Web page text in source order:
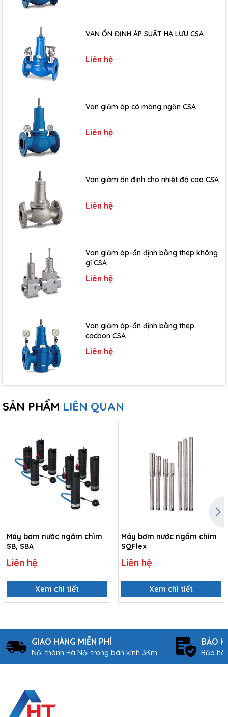
VAN ỔN ĐỊNH ÁP SUẤT HẠ LƯU CSA
Liên hệ
Van giảm áp có màng ngăn CSA
Liên hệ
Van giảm ổn định cho nhiệt độ cao CSA
Liên hệ
Van giảm áp-ổn định bằng thép không
gỉ CSA
Liên hệ
Van giảm áp-ổn định bằng thép
cacbon CSA
Liên hệ
SẢN PHẨM LIÊN QUAN
Máy bơm nước ngầm chìm
SB, SBA
Liên hệ
Xem chi tiết
Máy bơm nước ngầm chìm
SQFlex
Liên hệ
Xem chi tiết
GIAO HÀNG MIỄN PHÍ
Nội thành Hà Nội trong bán kính 3Km
BẢO
Bảo